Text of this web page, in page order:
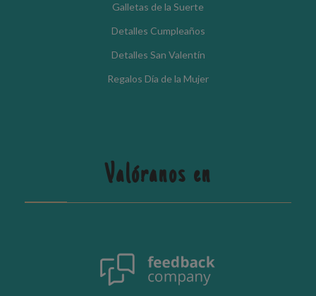
Galletas de la Suerte
Detalles Cumpleaños
Detalles San Valentín
Regalos Día de la Mujer
Valóranos en